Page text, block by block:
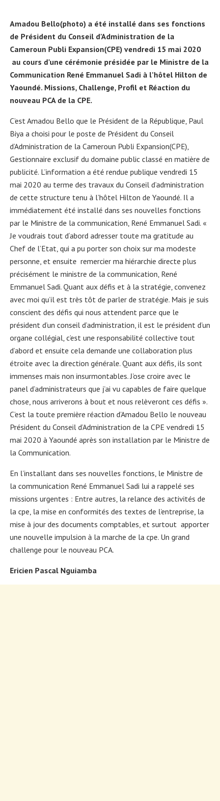
Amadou Bello(photo) a été installé dans ses fonctions
de Président du Conseil d’Administration de la
Cameroun Publi Expansion(CPE) vendredi 15 mai 2020
au cours d’une cérémonie présidée par le Ministre de la
Communication René Emmanuel Sadi à l’hôtel Hilton de
Yaoundé. Missions, Challenge, Profil et Réaction du
nouveau PCA de la CPE.
C’est Amadou Bello que le Président de la République, Paul
Biya a choisi pour le poste de Président du Conseil
d’Administration de la Cameroun Publi Expansion(CPE),
Gestionnaire exclusif du domaine public classé en matière de
publicité. L’information a été rendue publique vendredi 15
mai 2020 au terme des travaux du Conseil d’administration
de cette structure tenu à l’hôtel Hilton de Yaoundé. Il a
immédiatement été installé dans ses nouvelles fonctions
par le Ministre de la communication, René Emmanuel Sadi. «
Je voudrais tout d‘abord adresser toute ma gratitude au
Chef de l’Etat, qui a pu porter son choix sur ma modeste
personne, et ensuite remercier ma hiérarchie directe plus
précisément le ministre de la communication, René
Emmanuel Sadi. Quant aux défis et à la stratégie, convenez
avec moi qu’il est très tôt de parler de stratégie. Mais je suis
conscient des défis qui nous attendent parce que le
président d’un conseil d’administration, il est le président d’un
organe collégial, c’est une responsabilité collective tout
d’abord et ensuite cela demande une collaboration plus
étroite avec la direction générale. Quant aux défis, ils sont
immenses mais non insurmontables. J’ose croire avec le
panel d’administrateurs que j’ai vu capables de faire quelque
chose, nous arriverons à bout et nous relèveront ces défis ».
C’est la toute première réaction d’Amadou Bello le nouveau
Président du Conseil d’Administration de la CPE vendredi 15
mai 2020 à Yaoundé après son installation par le Ministre de
la Communication.
En l’installant dans ses nouvelles fonctions, le Ministre de
la communication René Emmanuel Sadi lui a rappelé ses
missions urgentes : Entre autres, la relance des activités de
la cpe, la mise en conformités des textes de l’entreprise, la
mise à jour des documents comptables, et surtout apporter
une nouvelle impulsion à la marche de la cpe. Un grand
challenge pour le nouveau PCA.
Ericien Pascal Nguiamba